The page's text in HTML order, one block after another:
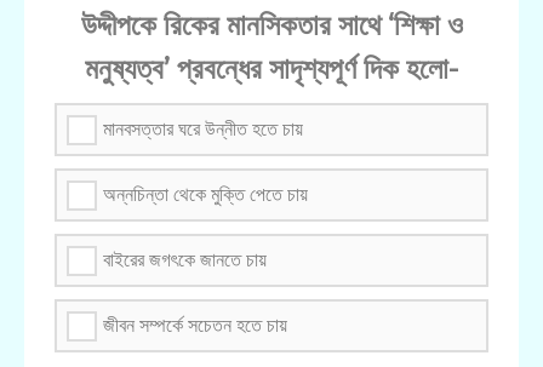
উদ্দীপকে রিকের মানসিকতার সাথে ‘শিক্ষা ও
মনুষ্যত্ব’ প্রবন্ধের সাদৃশ্যপূর্ণ দিক হলো-
মানবসত্তার ঘরে উন্নীত হতে চায়
অন্নচিন্তা থেকে মুক্তি পেতে চায়
বাইরের জগৎকে জানতে চায়
জীবন সম্পর্কে সচেতন হতে চায়